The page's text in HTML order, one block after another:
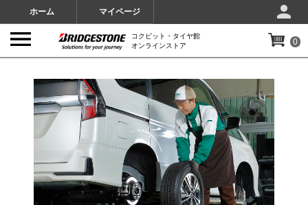
ホーム マイページ
コクピット・タイヤ館
オンラインストア
0